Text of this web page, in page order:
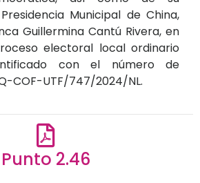
Municipal de China,
Guillermina Cantú Rivera, en
electoral local ordinario
con el número de
COF-UTF/747/2024/NL.
Punto 2.46